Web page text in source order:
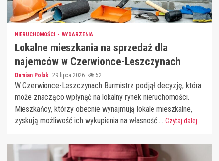
NIERUCHOMOŚCI WYDARZENIA
Lokalne mieszkania na sprzedaż dla
najemców w Czerwionce-Leszczynach
Damian Polak 29 lipca 2026 52
W Czerwionce-Leszczynach Burmistrz podjął decyzję, która
może znacząco wpłynąć na lokalny rynek nieruchomości.
Mieszkańcy, którzy obecnie wynajmują lokale mieszkalne,
zyskują możliwość ich wykupienia na własność.... Czytaj dalej